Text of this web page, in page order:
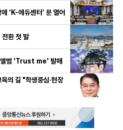
‘K-에듀센터’ 문 열어
전환 첫 발
앨범 'Trust me' 발매
의 길 "학생중심·현장